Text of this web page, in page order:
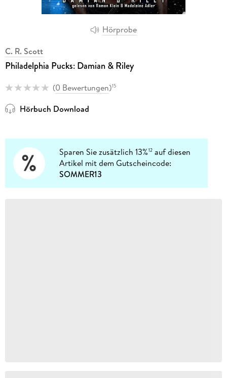
Hörprobe
C. R. Scott
Philadelphia Pucks: Damian & Riley
(0 Bewertungen)15
Hörbuch Download
Sparen Sie zusätzlich 13%12 auf diesen
Artikel mit dem Gutscheincode:
SOMMER13